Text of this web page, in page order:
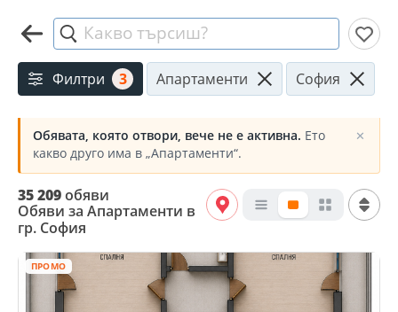
Какво търсиш?
Филтри 3 Апартаменти София
Обявата, която отвори, вече не е активна. Ето
какво друго има в „Апартаменти“.
✕
35 209обяви
Обяви за Апартаменти в
гр. София
ПРОМО